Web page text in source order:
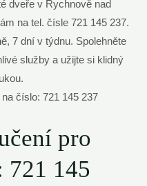
dveře v Rychnově nad
na tel. čísle 721 145 237.
7 dní v týdnu. Spolehněte
služby a užijte si klidný
pro
721 145